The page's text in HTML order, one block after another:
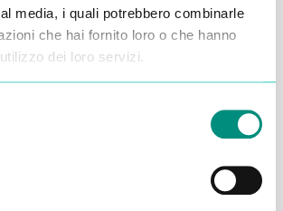
media, i quali potrebbero combinarle
che hai fornito loro o che hanno
dei loro servizi.